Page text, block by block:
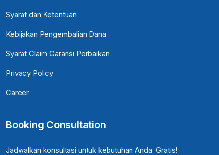
Syarat dan Ketentuan
Kebijakan Pengembalian Dana
Syarat Claim Garansi Perbaikan
Privacy Policy
Career
Booking Consultation
Jadwalkan konsultasi untuk kebutuhan Anda, Gratis!